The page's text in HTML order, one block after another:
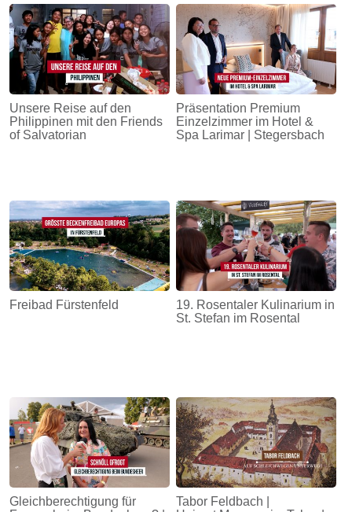
Unsere Reise auf den
Philippinen mit den Friends
of Salvatorian
Präsentation Premium
Einzelzimmer im Hotel &
Spa Larimar | Stegersbach
Freibad Fürstenfeld
19. Rosentaler Kulinarium in
St. Stefan im Rosental
Gleichberechtigung für
Tabor Feldbach |